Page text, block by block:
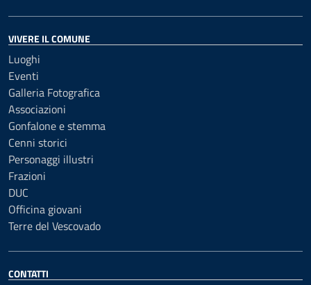
VIVERE IL COMUNE
Luoghi
Eventi
Galleria Fotografica
Associazioni
Gonfalone e stemma
Cenni storici
Personaggi illustri
Frazioni
DUC
Officina giovani
Terre del Vescovado
CONTATTI